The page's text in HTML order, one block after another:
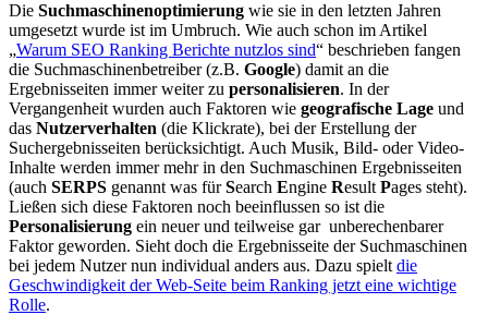
Die Suchmaschinenoptimierung wie sie in den letzten Jahren
umgesetzt wurde ist im Umbruch. Wie auch schon im Artikel
„Warum SEO Ranking Berichte nutzlos sind“ beschrieben fangen
die Suchmaschinenbetreiber (z.B. Google) damit an die
Ergebnisseiten immer weiter zu personalisieren. In der
Vergangenheit wurden auch Faktoren wie geografische Lage und
das Nutzerverhalten (die Klickrate), bei der Erstellung der
Suchergebnisseiten berücksichtigt. Auch Musik, Bild- oder Video-
Inhalte werden immer mehr in den Suchmaschinen Ergebnisseiten
(auch SERPS genannt was fürSearch Engine Result Pages steht).
Ließen sich diese Faktoren noch beeinflussen so ist die
Personalisierung ein neuer und teilweise gar unberechenbarer
Faktor geworden. Sieht doch die Ergebnisseite der Suchmaschinen
bei jedem Nutzer nun individual anders aus. Dazu spielt die
Geschwindigkeit der Web-Seite beim Ranking jetzt eine wichtige
Rolle.